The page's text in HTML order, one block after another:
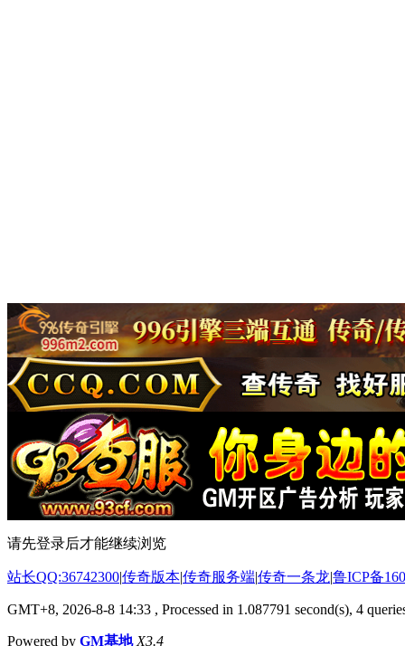
请先登录后才能继续浏览
站长QQ:36742300|传奇版本|传奇服务端|传奇一条龙|鲁ICP备
GMT+8, 2026-8-8 14:33 , Processed in 1.087791 second(s), 4
Powered by GM基地 X3.4